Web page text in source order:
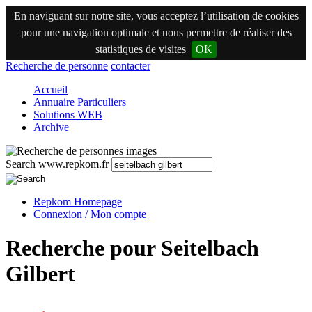
En naviguant sur notre site, vous acceptez l’utilisation de cookies
pour une navigation optimale et nous permettre de réaliser des
statistiques de visites
OK
Recherche de personne contacter
Accueil
Annuaire Particuliers
Solutions WEB
Archive
Search www.repkom.fr
Repkom Homepage
Connexion / Mon compte
Recherche pour Seitelbach
Gilbert